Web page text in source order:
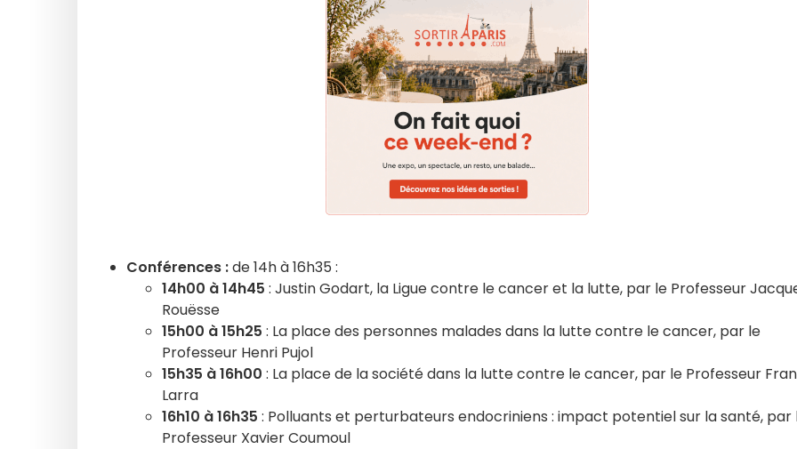
Conférences :de 14h à 16h35 :
14h00 à 14h45 : Justin Godart, la Ligue contre le cancer et la lutte, par le Professeur
Rouësse
15h00 à 15h25 : La place des personnes malades dans la lutte contre le cancer, par le
Professeur Henri Pujol
15h35 à 16h00 : La place de la société dans la lutte contre le cancer, par le Professeur
Larra
16h10 à 16h35 : Polluants et perturbateurs endocriniens : impact potentiel sur la santé, par
Professeur Xavier Coumoul